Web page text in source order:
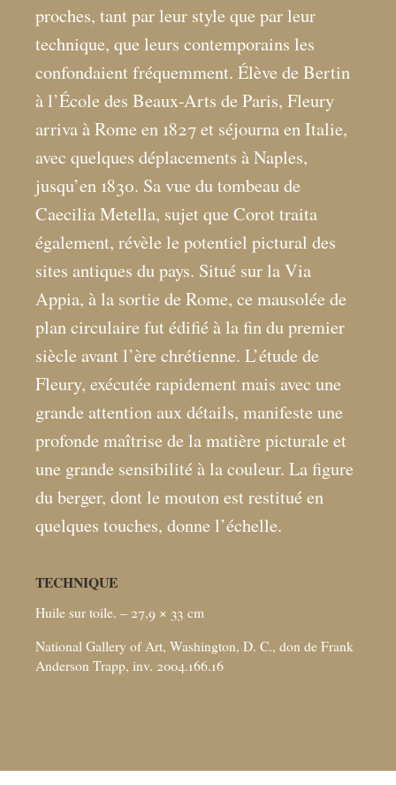
proches, tant par leur style que par leur
technique, que leurs contemporains les
confondaient fréquemment. Élève de Bertin
à l’École des Beaux-Arts de Paris, Fleury
arriva à Rome en 1827 et séjourna en Italie,
avec quelques déplacements à Naples,
jusqu’en 1830. Sa vue du tombeau de
Caecilia Metella, sujet que Corot traita
également, révèle le potentiel pictural des
sites antiques du pays. Situé sur la Via
Appia, à la sortie de Rome, ce mausolée de
plan circulaire fut édifié à la fin du premier
siècle avant l’ère chrétienne. L’étude de
Fleury, exécutée rapidement mais avec une
grande attention aux détails, manifeste une
profonde maîtrise de la matière picturale et
une grande sensibilité à la couleur. La figure
du berger, dont le mouton est restitué en
quelques touches, donne l’échelle.
TECHNIQUE
Huile sur toile. – 27,9 × 33 cm
National Gallery of Art, Washington, D. C., don de Frank
Anderson Trapp, inv. 2004.166.16